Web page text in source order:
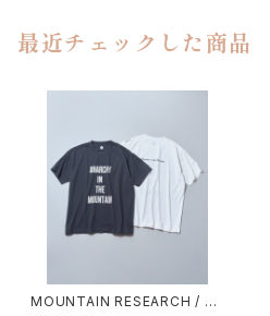
最近チェックした商品
MOUNTAIN RESEARCH / A.